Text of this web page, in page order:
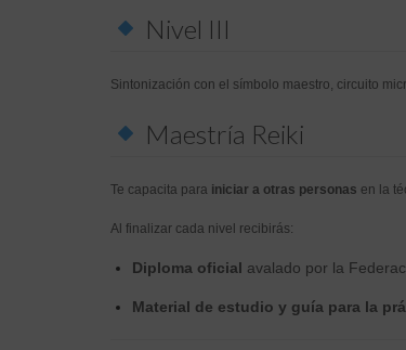
Nivel III
Sintonización con el símbolo maestro, circuito
Maestría Reiki
Te capacita para iniciar a otras personas en la
Al finalizar cada nivel recibirás:
Diploma oficial avalado por la
Material de estudio y guía para la